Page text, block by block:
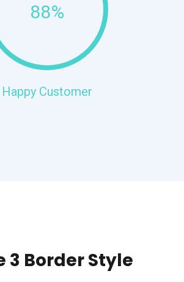
88%
Happy Customer
3 Border Style​